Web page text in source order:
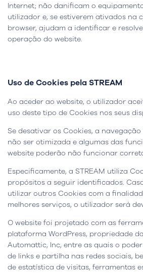
Internet; não danificam o
utilizador e, se estiverem ativados na
browser, ajudam a identificar e
operação do website.
Uso de Cookies pela STREAM
Ao aceder ao website, o utilizador
uso deste tipo de Cookies nos seus
Se desativar os Cookies, a
não ser otimizada e algumas das
website poderão não funcionar
Especificamente, a STREAM utiliza
propósitos a seguir identificados.
utilizar outros Cookies com a
melhores serviços, o utilizador será
O website foi projetado com as
plataforma WordPress, propriedade
Automattic, Inc, entre as quais o
de links e partilha nas redes sociais,
de estatística de visitas, ferramentas